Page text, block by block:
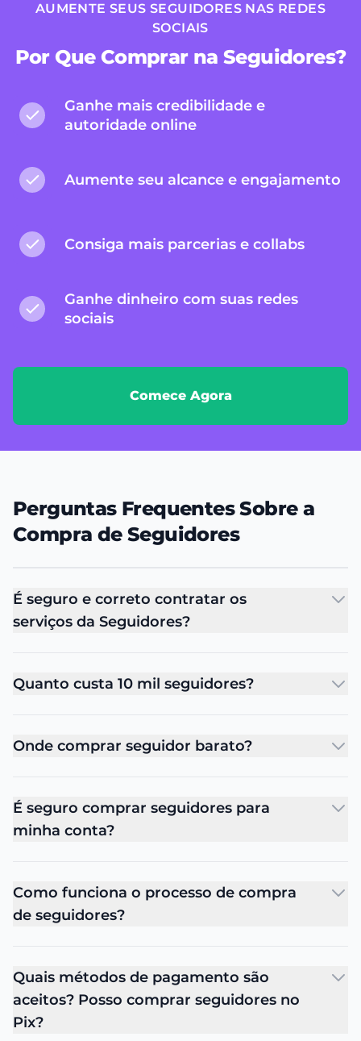
AUMENTE SEUS SEGUIDORES NAS REDES
SOCIAIS
Por Que Comprar na Seguidores?
Ganhe mais credibilidade e
autoridade online
Aumente seu alcance e engajamento
Consiga mais parcerias e collabs
Ganhe dinheiro com suas redes
sociais
Comece Agora
Perguntas Frequentes Sobre a
Compra de Seguidores
É seguro e correto contratar os
serviços da Seguidores?
Quanto custa 10 mil seguidores?
Onde comprar seguidor barato?
É seguro comprar seguidores para
minha conta?
Como funciona o processo de compra
de seguidores?
Quais métodos de pagamento são
aceitos? Posso comprar seguidores no
Pix?